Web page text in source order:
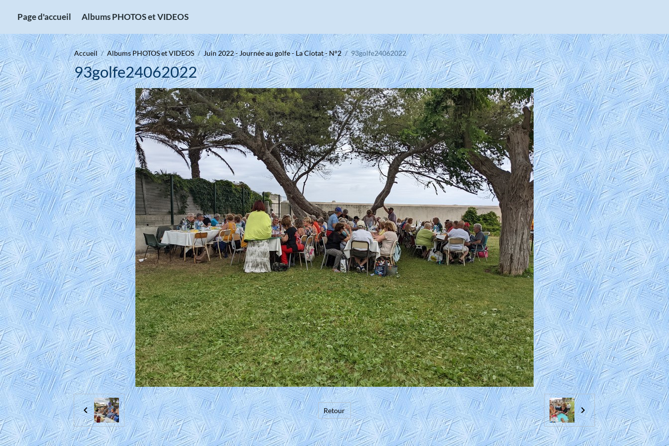
Page d'accueil Albums PHOTOS et VIDEOS
Accueil Albums PHOTOS et VIDEOS Juin 2022 - Journée au golfe - La Ciotat - N°2 93golfe24062022
93golfe24062022
Retour